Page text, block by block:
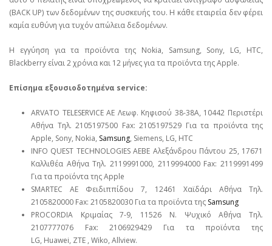
(BACK UP) των δεδομένων της συσκευής του. Η κάθε εταιρεία δεν φέρει
καμία ευθύνη για τυχόν απώλεια δεδομένων.
Η εγγύηση για τα προϊόντα της Nokia, Samsung, Sony, LG, HTC,
Blackberry είναι 2 χρόνια και 12 μήνες για τα προϊόντα της Apple.
Επίσημα εξουσιοδοτημένα service:
ARVATO TELESERVICE ΑΕ Λεωφ. Κηφισού 38-38Α, 10442 Περιστέρι
Αθήνα Τηλ. 2105197500 Fax: 2105197529 Για τα προϊόντα της
Apple, Sony, Nokia, Samsung, Siemens, LG, HTC
INFO QUEST TECHNOLOGIES ΑΕΒΕ Αλεξάνδρου Πάντου 25, 17671
Καλλιθέα Αθήνα Τηλ. 2119991000, 2119994000 Fax: 2119991499
Για τα προϊόντα της Apple
SMARTEC ΑΕ Φειδιππίδου 7, 12461 Χαϊδάρι Αθήνα Τηλ.
2105820000 Fax: 2105820030 Για τα προϊόντα της Samsung
PROCORDIA Κριμαίας 7-9, 11526 Ν. Ψυχικό Αθήνα Τηλ.
2107777076 Fax: 2106929429 Για τα προϊόντα της
LG, Huawei, ΖΤΕ , Wiko, Allview.